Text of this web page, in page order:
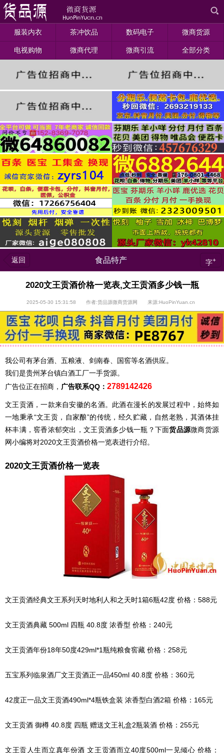
服装内衣 茶冲饮品 数码电子 微商货源
电视购物 微商代理 微商引流 全部分类
返回 食品特产 字+
2020文王贡酒价格一览表,文王贡酒多少钱一瓶
2025-05-30 15:31:58 作者:货品源微商货源网 来源:HuoPinYuan.cn
我公司有茅台酒、五粮液、剑南春、国窖等名酒供应。
我们是贵州茅台镇白酒工厂一手货源。
广告位正在招商， 广告联系QQ： 2789142426
文王贡酒，一款来自安徽的名酒。此酒在漫长的发展过程中，始终如
一地秉承“文王贡，自家酿”的传统，经久贮藏，自然老熟，其酒体挂
杯丰满，窖香浓郁突出，文王贡酒多少钱一瓶？下面货品源微商货源
网小编将对2020文王贡酒价格一览表进行介绍。
2020文王贡酒价格一览表
文王贡酒经典文王系列天时地利人和之天时1箱6瓶42度 价格：588元
文王贡酒典藏 500ml 四瓶 40.8度 浓香型 价格：240元
文王贡酒年份18年50度429ml*1瓶纯粮食窖藏 价格：258元
五宝系列临泉酒厂文王贡酒正一品450ml 40.8度 价格：360元
42度正一品文王贡酒490ml*4瓶铁盒装 浓香型白酒2箱 价格：165元
文王贡酒 御樽 40.8度 四瓶 赠送文王礼盒2瓶装酒 价格：255元
文王贡人生而立真年份酒 文王贡酒而立40度500ml一见倾心 价格：